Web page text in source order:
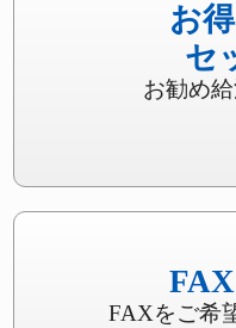
お
セ
お勧め
FAXをご希